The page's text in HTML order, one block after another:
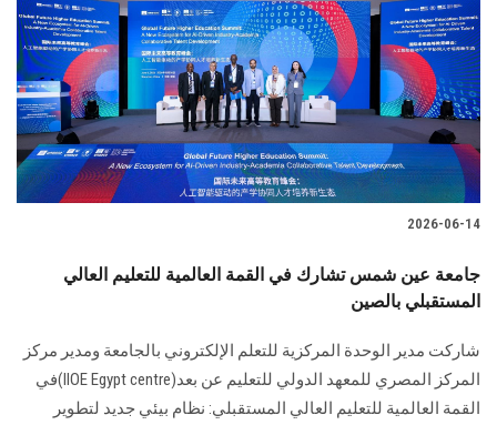
2026-06-14
جامعة عين شمس تشارك في القمة العالمية للتعليم العالي
المستقبلي بالصين
شاركت مدير الوحدة المركزية للتعلم الإلكتروني بالجامعة ومدير مركز
المركز المصري للمعهد الدولي للتعليم عن بعد(IIOE Egypt centre)في
القمة العالمية للتعليم العالي المستقبلي: نظام بيئي جديد لتطوير